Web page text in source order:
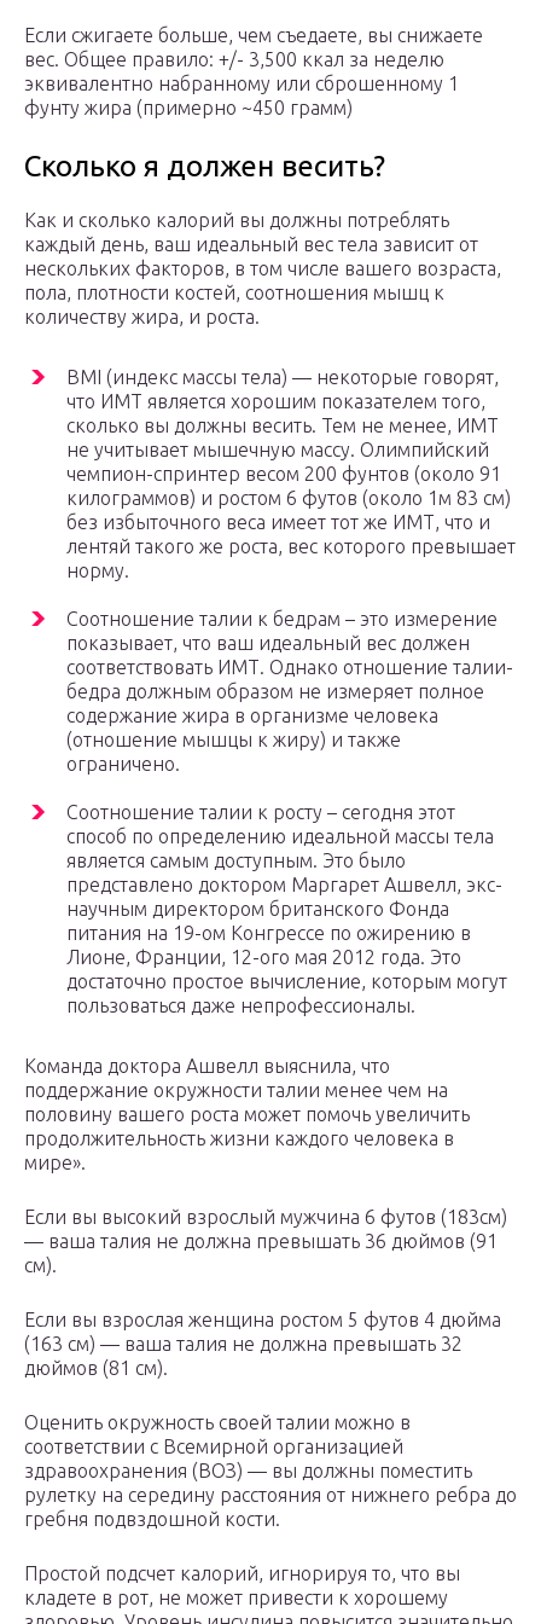
Если сжигаете больше, чем съедаете, вы снижаете
вес. Общее правило: +/- 3,500 ккал за неделю
эквивалентно набранному или сброшенному 1
фунту жира (примерно ~450 грамм)
Сколько я должен весить?
Как и сколько калорий вы должны потреблять
каждый день, ваш идеальный вес тела зависит от
нескольких факторов, в том числе вашего возраста,
пола, плотности костей, соотношения мышц к
количеству жира, и роста.
BMI (индекс массы тела) — некоторые говорят,
что ИМТ является хорошим показателем того,
сколько вы должны весить. Тем не менее, ИМТ
не учитывает мышечную массу. Олимпийский
чемпион-спринтер весом 200 фунтов (около 91
килограммов) и ростом 6 футов (около 1м 83 см)
без избыточного веса имеет тот же ИМТ, что и
лентяй такого же роста, вес которого превышает
норму.
Соотношение талии к бедрам – это измерение
показывает, что ваш идеальный вес должен
соответствовать ИМТ. Однако отношение талии-
бедра должным образом не измеряет полное
содержание жира в организме человека
(отношение мышцы к жиру) и также
ограничено.
Соотношение талии к росту – сегодня этот
способ по определению идеальной массы тела
является самым доступным. Это было
представлено доктором Маргарет Ашвелл, экс-
научным директором британского Фонда
питания на 19-ом Конгрессе по ожирению в
Лионе, Франции, 12-ого мая 2012 года. Это
достаточно простое вычисление, которым могут
пользоваться даже непрофессионалы.
Команда доктора Ашвелл выяснила, что
поддержание окружности талии менее чем на
половину вашего роста может помочь увеличить
продолжительность жизни каждого человека в
мире».
Если вы высокий взрослый мужчина 6 футов (183см)
— ваша талия не должна превышать 36 дюймов (91
см).
Если вы взрослая женщина ростом 5 футов 4 дюйма
(163 см) — ваша талия не должна превышать 32
дюймов (81 см).
Оценить окружность своей талии можно в
соответствии с Всемирной организацией
здравоохранения (ВОЗ) — вы должны поместить
рулетку на середину расстояния от нижнего ребра до
гребня подвздошной кости.
Простой подсчет калорий, игнорируя то, что вы
кладете в рот, не может привести к хорошему